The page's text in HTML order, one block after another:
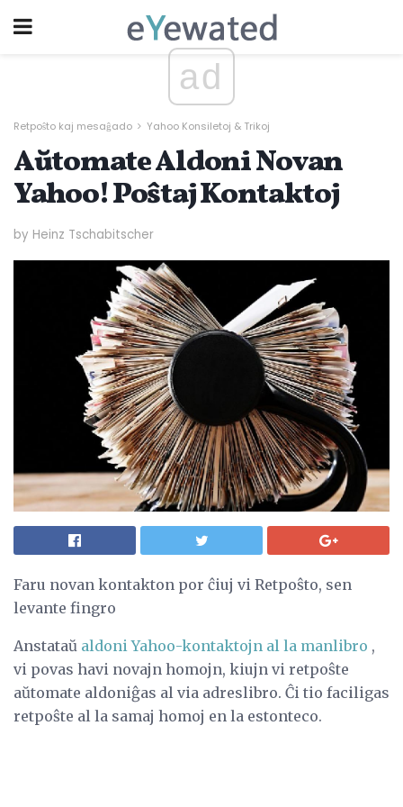
ad
Retpoŝto kaj mesaĝado Yahoo Konsiletoj & Trikoj
Aŭtomate Aldoni Novan
Yahoo! Poŝtaj Kontaktoj
by Heinz Tschabitscher
Faru novan kontakton por ĉiuj vi Retpoŝto, sen
levante fingro
Anstataŭ aldoni Yahoo-kontaktojn al la manlibro ,
vi povas havi novajn homojn, kiujn vi retpoŝte
aŭtomate aldoniĝas al via adreslibro. Ĉi tio faciligas
retpoŝte al la samaj homoj en la estonteco.